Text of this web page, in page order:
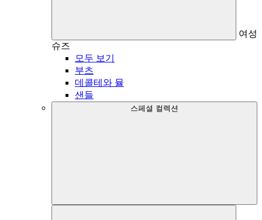
여성
슈즈
모두 보기
부츠
데콜테와 뮬
샌들
스페셜 컬렉션